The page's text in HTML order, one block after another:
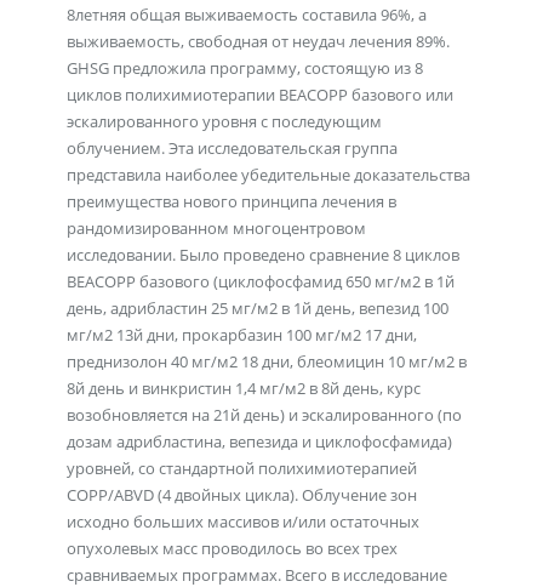
8летняя общая выживаемость составила 96%, а
выживаемость, свободная от неудач лечения 89%.
GHSG предложила программу, состоящую из 8
циклов полихимиотерапии ВЕАСОРР базового или
эскалированного уровня с последующим
облучением. Эта исследовательская группа
представила наиболее убедительные доказательства
преимущества нового принципа лечения в
рандомизированном многоцентровом
исследовании. Было проведено сравнение 8 циклов
ВЕАСОРР базового (циклофосфамид 650 мг/м2 в 1й
день, адрибластин 25 мг/м2 в 1й день, вепезид 100
мг/м2 13й дни, прокарбазин 100 мг/м2 17 дни,
преднизолон 40 мг/м2 18 дни, блеомицин 10 мг/м2 в
8й день и винкристин 1,4 мг/м2 в 8й день, курс
возобновляется на 21й день) и эскалированного (по
дозам адрибластина, вепезида и циклофосфамида)
уровней, со стандартной полихимиотерапией
СОРР/ABVD (4 двойных цикла). Облучение зон
исходно больших массивов и/или остаточных
опухолевых масс проводилось во всех трех
сравниваемых программах. Всего в исследование